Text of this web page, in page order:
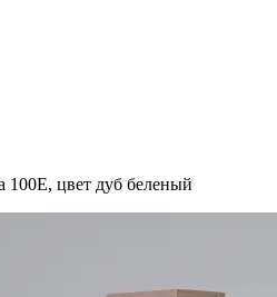
100Е, цвет дуб беленый